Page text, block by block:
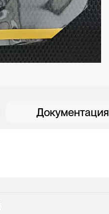
Документация